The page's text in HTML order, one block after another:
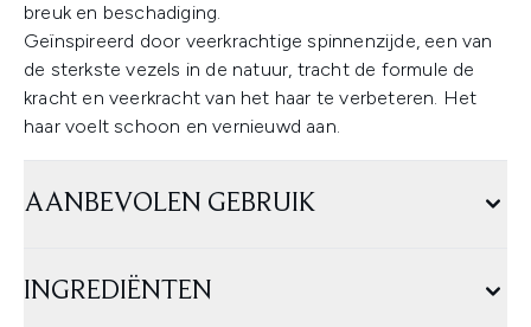
breuk en beschadiging.
Geïnspireerd door veerkrachtige spinnenzijde, een van
de sterkste vezels in de natuur, tracht de formule de
kracht en veerkracht van het haar te verbeteren. Het
haar voelt schoon en vernieuwd aan.
AANBEVOLEN GEBRUIK
INGREDIËNTEN